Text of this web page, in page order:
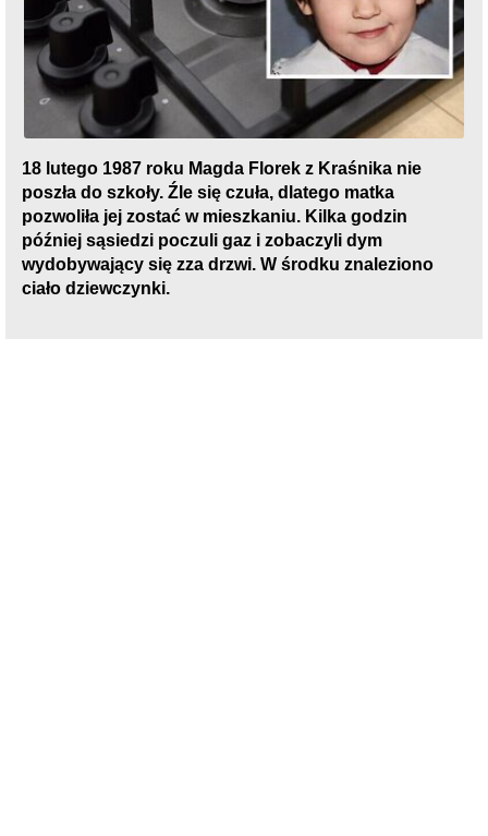
18 lutego 1987 roku Magda Florek z Kraśnika nie
poszła do szkoły. Źle się czuła, dlatego matka
pozwoliła jej zostać w mieszkaniu. Kilka godzin
później sąsiedzi poczuli gaz i zobaczyli dym
wydobywający się zza drzwi. W środku znaleziono
ciało dziewczynki.